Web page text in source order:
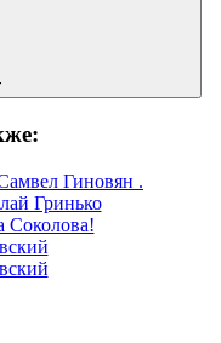
Гиновян .
Гринько